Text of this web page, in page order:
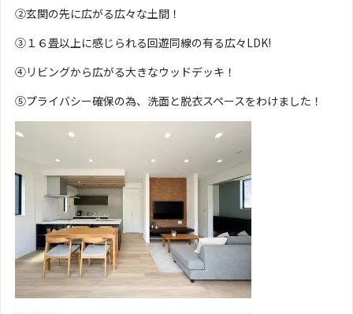
②玄関の先に広がる広々な土間！
③１６畳以上に感じられる回遊同線の有る広々LDK!
④リビングから広がる大きなウッドデッキ！
⑤プライバシー確保の為、洗面と脱衣スペースをわけました！